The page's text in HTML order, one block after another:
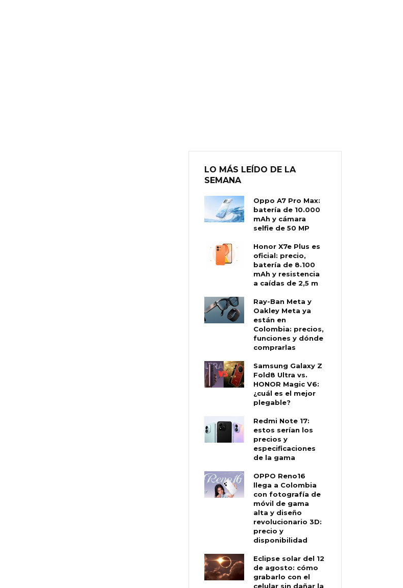
LO MÁS LEÍDO DE LA
SEMANA
Oppo A7 Pro Max:
batería de 10.000
mAh y cámara
selfie de 50 MP
Honor X7e Plus es
oficial: precio,
batería de 8.100
mAh y resistencia
a caídas de 2,5 m
Ray-Ban Meta y
Oakley Meta ya
están en
Colombia: precios,
funciones y dónde
comprarlas
Samsung Galaxy Z
Fold8 Ultra vs.
HONOR Magic V6:
¿cuál es el mejor
plegable?
Redmi Note 17:
estos serían los
precios y
especificaciones
de la gama
OPPO Reno16
llega a Colombia
con fotografía de
móvil de gama
alta y diseño
revolucionario 3D:
precio y
disponibilidad
Eclipse solar del 12
de agosto: cómo
grabarlo con el
celular sin dañar la